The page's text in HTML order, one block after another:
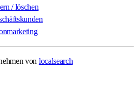
/ löschen
von localsearch